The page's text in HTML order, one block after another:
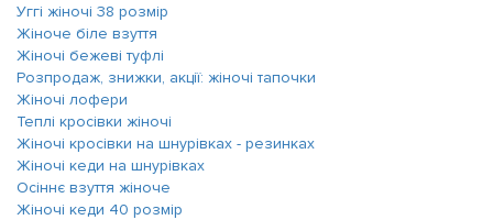
Уггі жіночі 38 розмір
Жіноче біле взуття
Жіночі бежеві туфлі
Розпродаж, знижки, акції: жіночі тапочки
Жіночі лофери
Теплі кросівки жіночі
Жіночі кросівки на шнурівках - резинках
Жіночі кеди на шнурівках
Осіннє взуття жіноче
Жіночі кеди 40 розмір